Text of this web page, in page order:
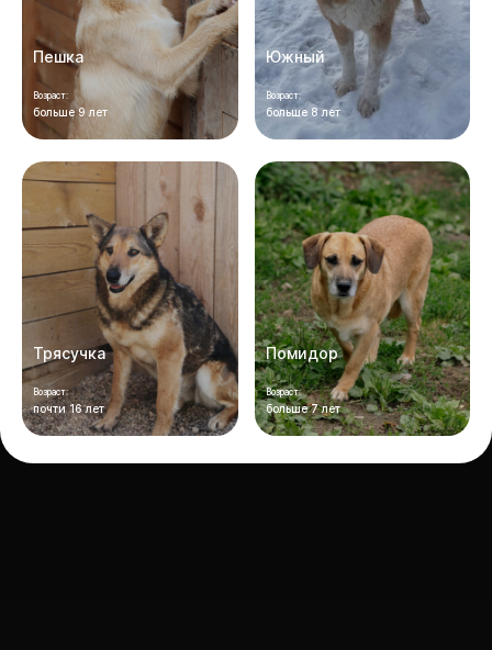
Пешка
Возраст:
больше 9 лет
Южный
Возраст:
больше 8 лет
Трясучка
Возраст:
почти 16 лет
Помидор
Возраст:
больше 7 лет